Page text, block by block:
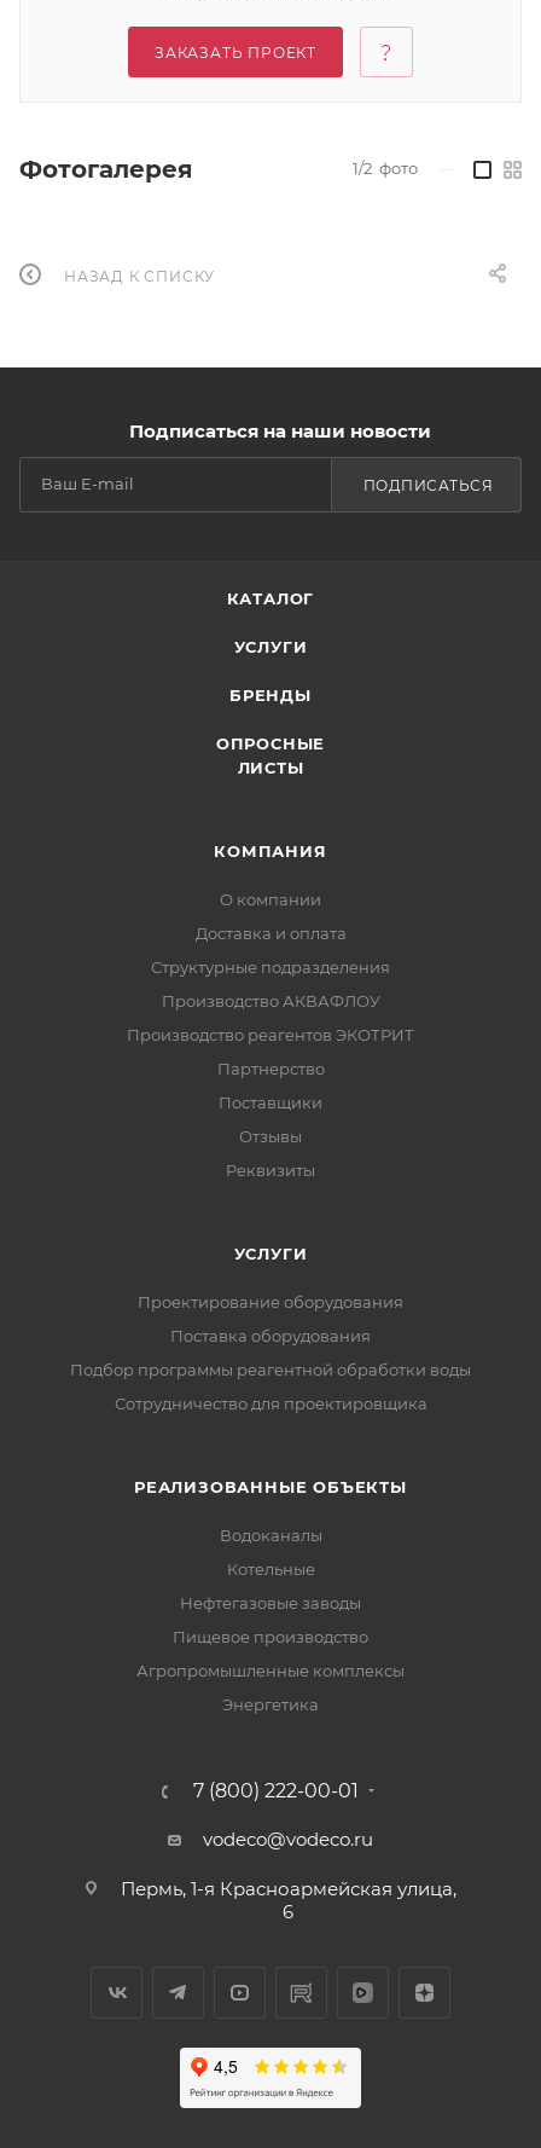
ЗАКАЗАТЬ ПРОЕКТ
Фотогалерея 1/2 фото
НАЗАД К СПИСКУ
Подписаться на наши новости
ПОДПИСАТЬСЯ
КАТАЛОГ
УСЛУГИ
БРЕНДЫ
ОПРОСНЫЕ
ЛИСТЫ
КОМПАНИЯ
О компании
Доставка и оплата
Структурные подразделения
Производство АКВАФЛОУ
Производство реагентов ЭКОТРИТ
Партнерство
Поставщики
Отзывы
Реквизиты
УСЛУГИ
Проектирование оборудования
Поставка оборудования
Подбор программы реагентной обработки воды
Сотрудничество для проектировщика
РЕАЛИЗОВАННЫЕ ОБЪЕКТЫ
Водоканалы
Котельные
Нефтегазовые заводы
Пищевое производство
Агропромышленные комплексы
Энергетика
7 (800) 222-00-01
vodeco@vodeco.ru
Пермь, 1-я Красноармейская улица,
6